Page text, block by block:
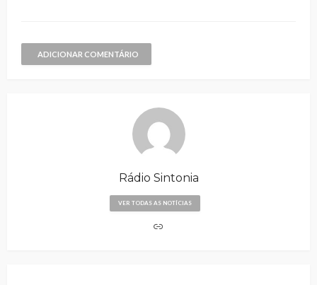
ADICIONAR COMENTÁRIO
Rádio Sintonia
VER TODAS AS NOTÍCIAS